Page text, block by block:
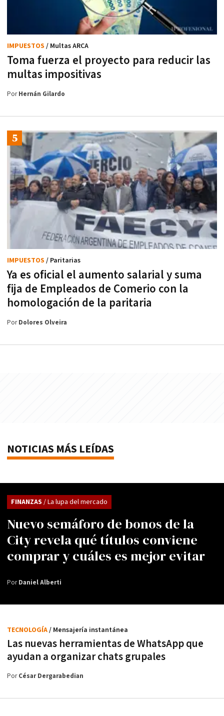
Toma fuerza el proyecto para reducir las
multas impositivas
IMPUESTOS / Multas ARCA
PorHernán Gilardo
Ya es oficial el aumento salarial y suma
fija de Empleados de Comerio con la
homologación de la paritaria
IMPUESTOS / Paritarias
PorDolores Olveira
NOTICIAS MÁS LEÍDAS
Nuevo semáforo de bonos de la
City revela qué títulos conviene
comprar y cuáles es mejor evitar
FINANZAS / La lupa del mercado
PorDaniel Alberti
Las nuevas herramientas de WhatsApp que
ayudan a organizar chats grupales
TECNOLOGÍA/ Mensajería instantánea
PorCésar Dergarabedian